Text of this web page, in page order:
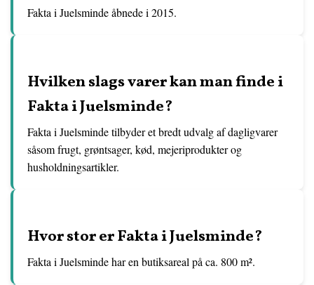
Fakta i Juelsminde åbnede i 2015.
Hvilken slags varer kan man finde i
Fakta i Juelsminde?
Fakta i Juelsminde tilbyder et bredt udvalg af dagligvarer
såsom frugt, grøntsager, kød, mejeriprodukter og
husholdningsartikler.
Hvor stor er Fakta i Juelsminde?
Fakta i Juelsminde har en butiksareal på ca. 800 m².